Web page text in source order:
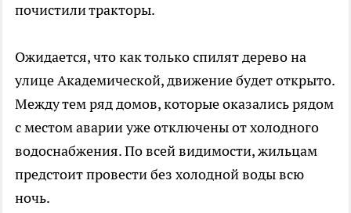
почистили тракторы.
Ожидается, что как только спилят дерево на
улице Академической, движение будет открыто.
Между тем ряд домов, которые оказались рядом
с местом аварии уже отключены от холодного
водоснабжения. По всей видимости, жильцам
предстоит провести без холодной воды всю
ночь.